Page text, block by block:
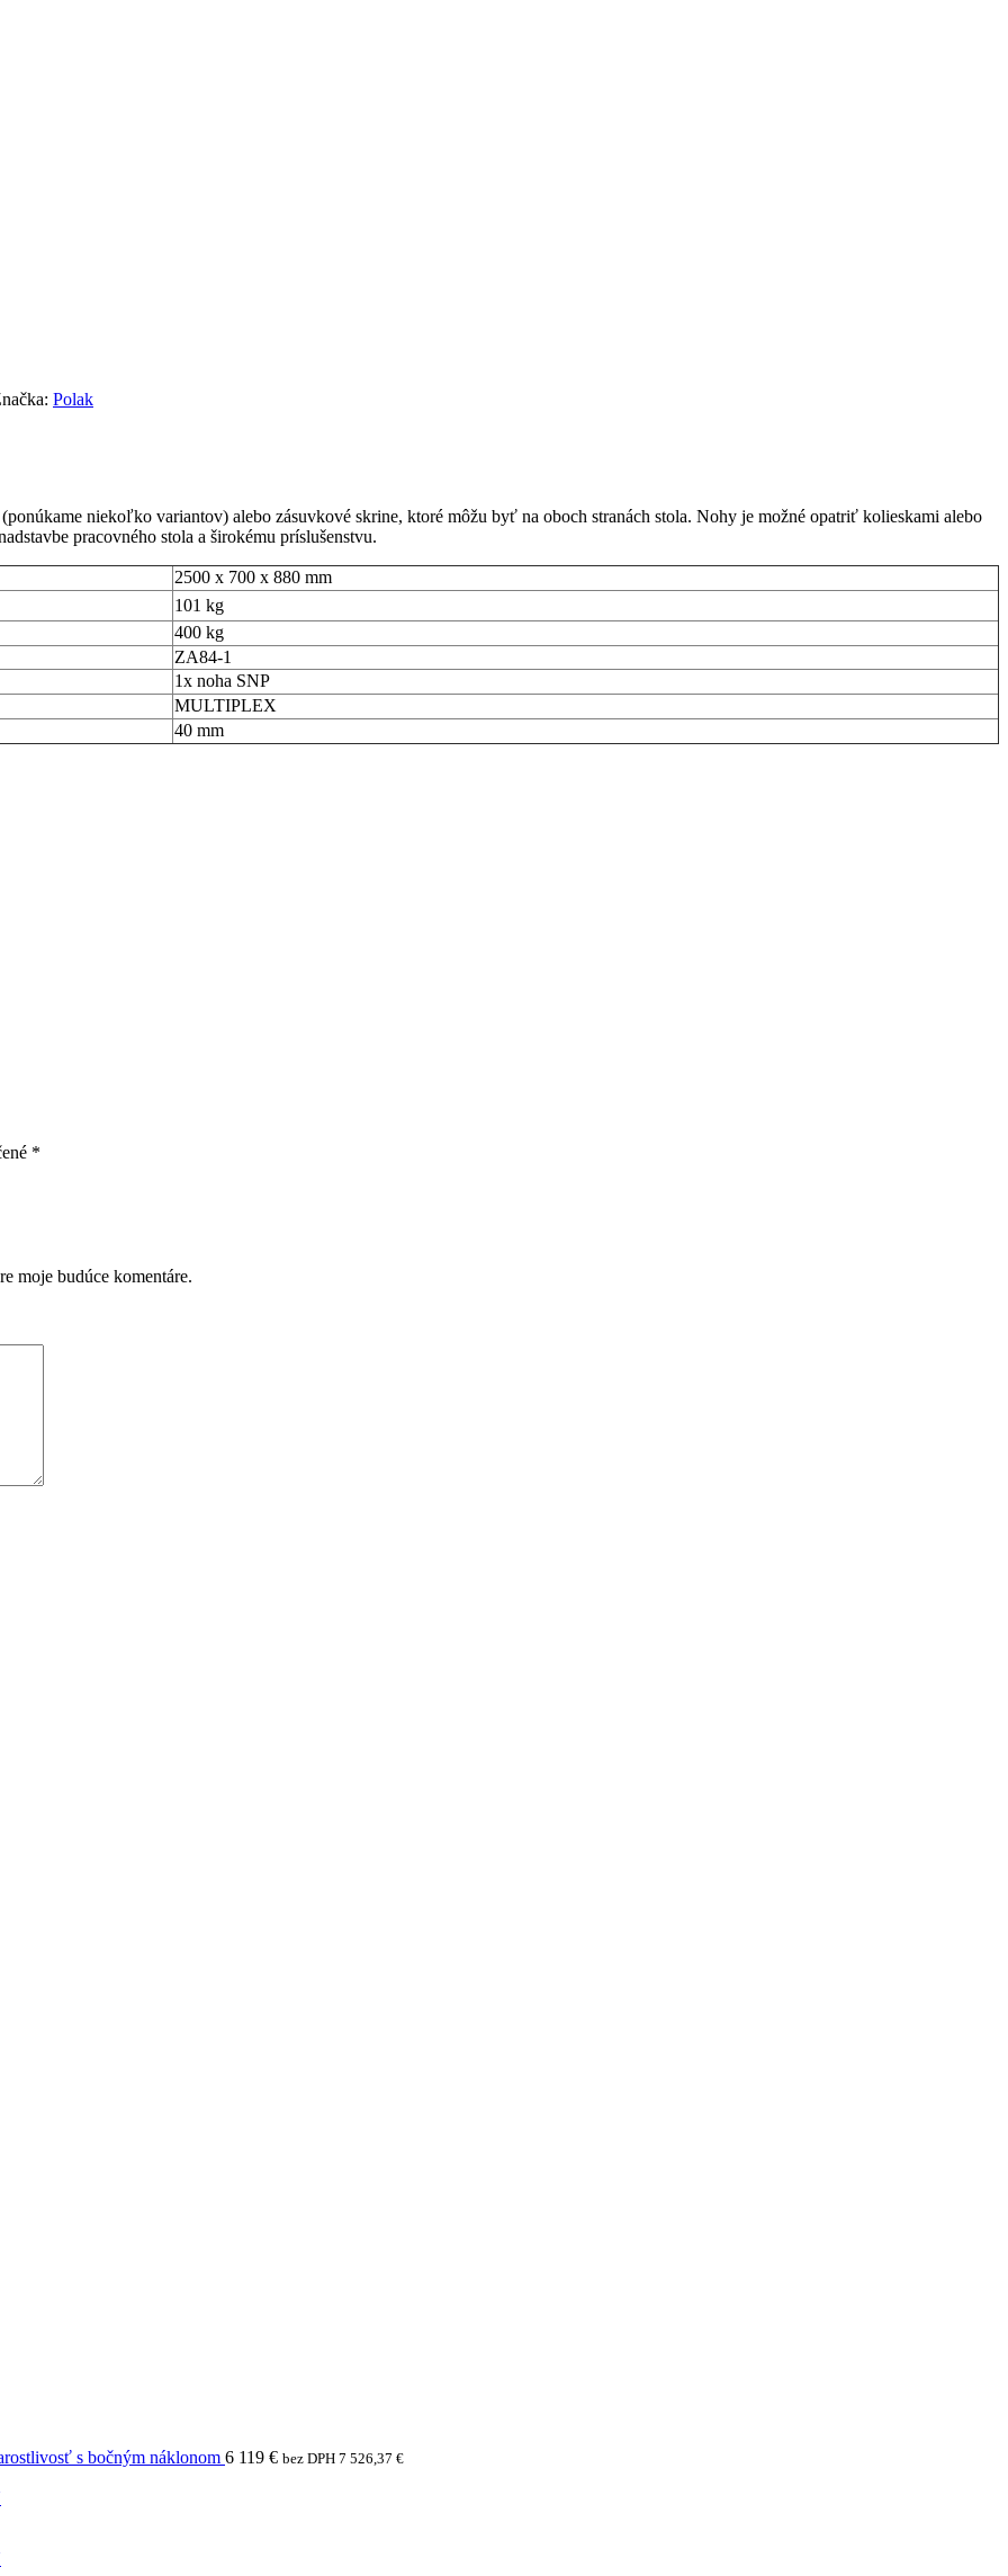
Polak
niekoľko variantov) alebo zásuvkové skrine, ktoré môžu byť na oboch stranách stola. Nohy je možné opatriť kolieskami alebo
pracovného stola a širokému príslušenstvu.
2500 x 700 x 880 mm
101 kg
400 kg
ZA84-1
1x noha SNP
MULTIPLEX
40 mm
*
moje budúce komentáre.
s bočným náklonom 6 119 € bez DPH 7 526,37 €